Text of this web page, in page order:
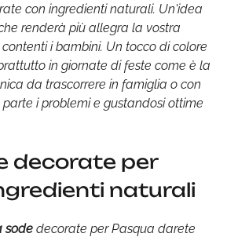
con ingredienti naturali. Un'idea
renderà più allegra la vostra
i bambini. Un tocco di colore
in giornate di feste come è la
da trascorrere in famiglia o con
i problemi e gustandosi ottime
decorate per
naturali
sode decorate per Pasqua darete